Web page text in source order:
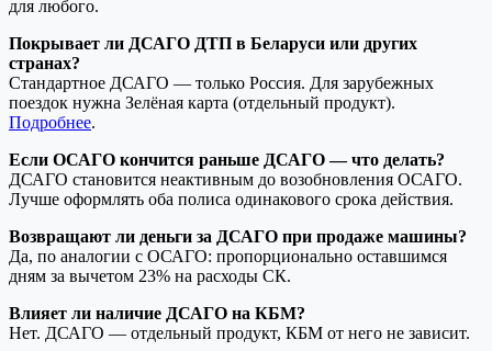
для любого.
Покрывает ли ДСАГО ДТП в Беларуси или других
странах?
Стандартное ДСАГО — только Россия. Для зарубежных
поездок нужна Зелёная карта (отдельный продукт).
Подробнее.
Если ОСАГО кончится раньше ДСАГО — что делать?
ДСАГО становится неактивным до возобновления ОСАГО.
Лучше оформлять оба полиса одинакового срока действия.
Возвращают ли деньги за ДСАГО при продаже машины?
Да, по аналогии с ОСАГО: пропорционально оставшимся
дням за вычетом 23% на расходы СК.
Влияет ли наличие ДСАГО на КБМ?
Нет. ДСАГО — отдельный продукт, КБМ от него не зависит.